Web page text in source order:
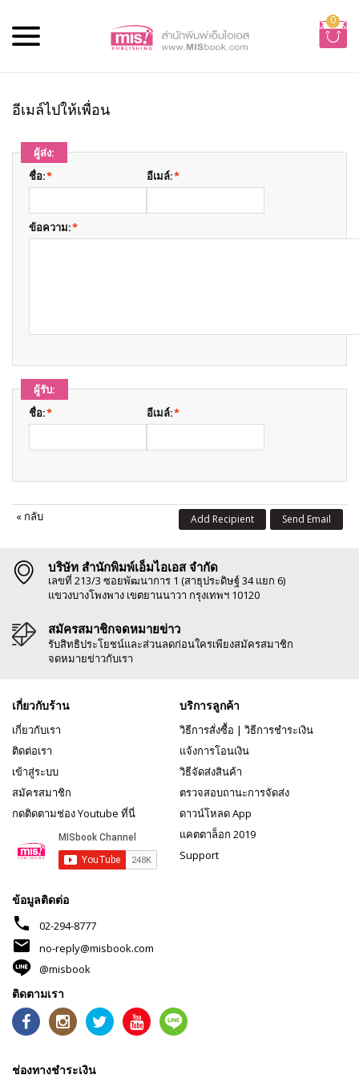
0
อีเมล์ไปให้เพื่อน
ผู้ส่ง:
*
ชื่อ: *
อีเมล์:
*
ข้อความ:
ผู้รับ:
*
ชื่อ: *
อีเมล์:
« กลับ Send Email
Add Recipient
บริษัท สำนักพิมพ์เอ็มไอเอส จำกัด
เลขที่ 213/3 ซอยพัฒนาการ 1 (สาธุประดิษฐ์ 34 แยก 6)
แขวงบางโพงพาง เขตยานนาวา กรุงเทพฯ 10120
สมัครสมาชิกจดหมายข่าว
รับสิทธิประโยชน์และส่วนลดก่อนใครเพียงสมัครสมาชิก
จดหมายข่าวกับเรา
เกี่ยวกับร้าน
เกี่ยวกับเรา
ติดต่อเรา
เข้าสู่ระบบ
สมัครสมาชิก
กดติดตามช่อง Youtube ที่นี่
บริการลูกค้า
วิธีการสั่งซื้อ | วิธีการชำระเงิน
แจ้งการโอนเงิน
วิธีจัดส่งสินค้า
ตรวจสอบถานะการจัดส่ง
ดาวน์โหลด App
แคตตาล็อก 2019
Support
ข้อมูลติดต่อ
phone 02-294-8777
mail
no-reply@misbook.com
@misbook
ติดตามเรา
ช่องทางชำระเงิน